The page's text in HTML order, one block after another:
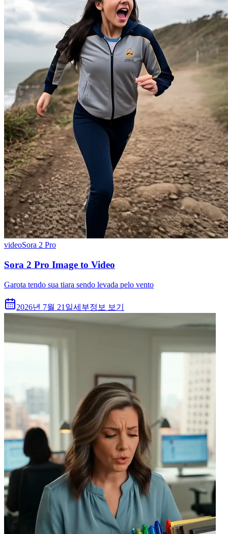
videoSora 2 Pro
Sora 2 Pro Image to Video
Garota tendo sua tiara sendo levada pelo vento
2026년 7월 21일세부정보 보기